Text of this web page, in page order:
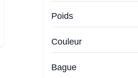
Poids
Couleur
Bague